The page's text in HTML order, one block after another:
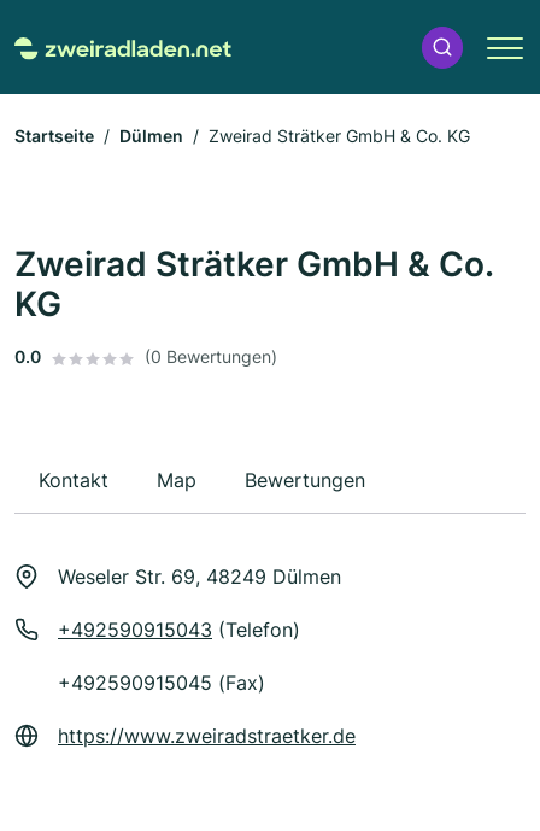
Startseite Dülmen Zweirad Strätker GmbH & Co. KG
Zweirad Strätker GmbH & Co.
KG
0.0 (0 Bewertungen)
Kontakt Map Bewertungen
Weseler Str. 69, 48249 Dülmen
+492590915043 (Telefon)
+492590915045 (Fax)
https://www.zweiradstraetker.de